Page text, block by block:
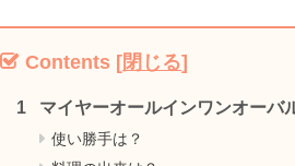
Contents [閉じる]
マイヤーオールインワンオーバ
使い勝手は？